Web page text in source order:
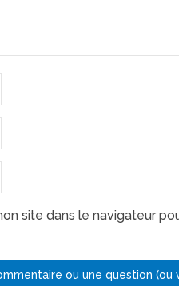
site dans le navigateur